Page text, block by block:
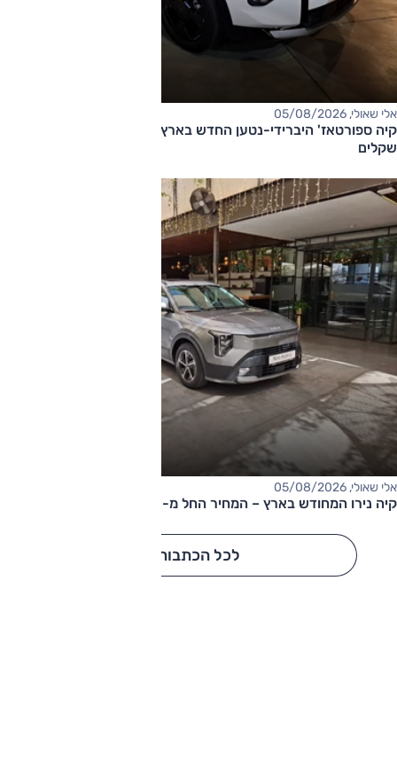
אלי שאולי, 05/08/2026
שקלים
אלי שאולי, 05/08/2026
קיה נירו המחודש בארץ – המחיר החל מ-177,000 שקלים
לכל הכתבות